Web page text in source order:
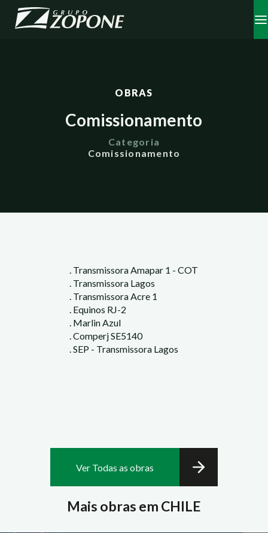
OBRAS
Comissionamento
Categoria
Comissionamento
. Transmissora Amapar 1 - COT
. Transmissora Lagos
. Transmissora Acre 1
. Equinos RJ-2
. Marlin Azul
. Comperj SE5140
. SEP - Transmissora Lagos
Mais obras em CHILE
Ver Todas as obras